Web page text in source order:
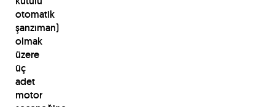
otomatik
şanzıman)
olmak
üzere
üç
adet
motor